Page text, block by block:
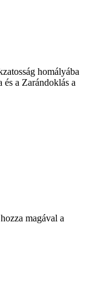
homályába
a Zarándoklás a
magával a